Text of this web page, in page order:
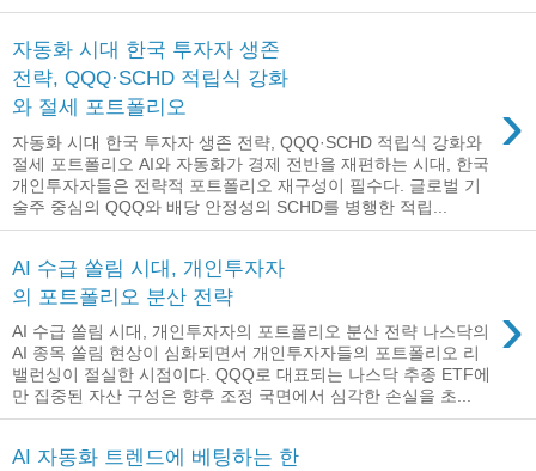
자동화 시대 한국 투자자 생존
전략, QQQ·SCHD 적립식 강화
와 절세 포트폴리오
›
자동화 시대 한국 투자자 생존 전략, QQQ·SCHD 적립식 강화와
절세 포트폴리오 AI와 자동화가 경제 전반을 재편하는 시대, 한국
개인투자자들은 전략적 포트폴리오 재구성이 필수다. 글로벌 기
술주 중심의 QQQ와 배당 안정성의 SCHD를 병행한 적립...
AI 수급 쏠림 시대, 개인투자자
의 포트폴리오 분산 전략
›
AI 수급 쏠림 시대, 개인투자자의 포트폴리오 분산 전략 나스닥의
AI 종목 쏠림 현상이 심화되면서 개인투자자들의 포트폴리오 리
밸런싱이 절실한 시점이다. QQQ로 대표되는 나스닥 추종 ETF에
만 집중된 자산 구성은 향후 조정 국면에서 심각한 손실을 초...
AI 자동화 트렌드에 베팅하는 한